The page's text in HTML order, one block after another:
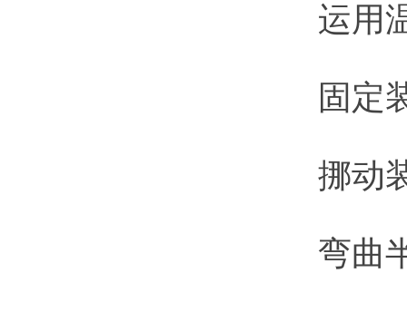
运用温
固定装
挪动装
弯曲半